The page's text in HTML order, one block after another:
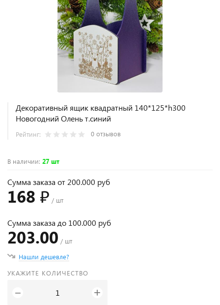
Декоративный ящик квадратный 140*125*h300
Новогодний Олень т.синий
Рейтинг: 0 отзывов
В наличии: 27 шт
Сумма заказа от 200.000 руб
168 ₽ / шт
Сумма заказа до 100.000 руб
203.00 / шт
Нашли дешевле?
УКАЖИТЕ КОЛИЧЕСТВО
− +